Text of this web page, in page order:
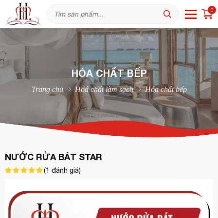
0
HÓA CHẤT BẾP
Trang chủ Hoá chất làm sạch Hóa chất bếp
NƯỚC RỬA BÁT STAR
(1 đánh giá)